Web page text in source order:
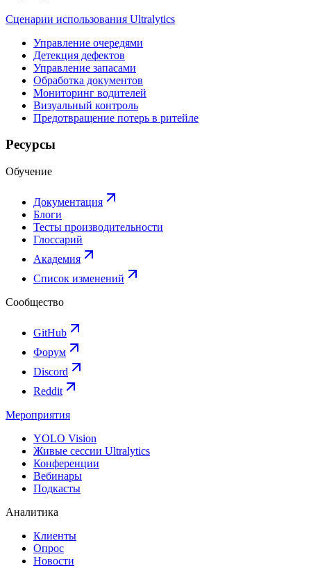
Сценарии использования Ultralytics
Управление очередями
Детекция дефектов
Управление запасами
Обработка документов
Мониторинг водителей
Визуальный контроль
Предотвращение потерь в ритейле
Ресурсы
Обучение
Документация
Блоги
Тесты производительности
Глоссарий
Академия
Список изменений
Сообщество
GitHub
Форум
Discord
Reddit
Мероприятия
YOLO Vision
Живые сессии Ultralytics
Конференции
Вебинары
Подкасты
Аналитика
Клиенты
Опрос
Новости